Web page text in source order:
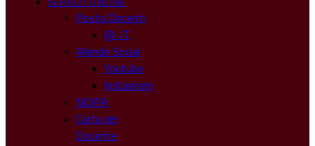
Posta Docenti
@ .IT
Allende Social
Youtube
Instagram
NOIPA
Carta del
Docente